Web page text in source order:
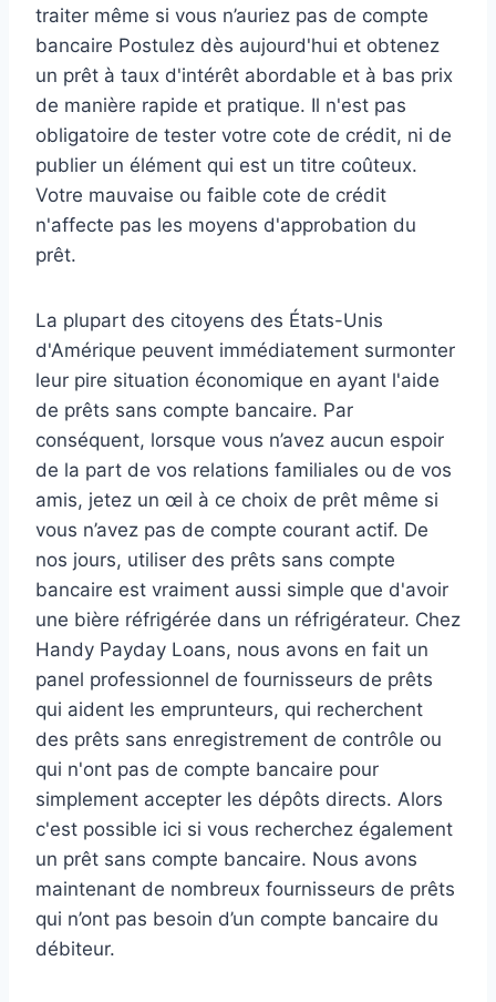
traiter même si vous n’auriez pas de compte
bancaire Postulez dès aujourd'hui et obtenez
un prêt à taux d'intérêt abordable et à bas prix
de manière rapide et pratique. Il n'est pas
obligatoire de tester votre cote de crédit, ni de
publier un élément qui est un titre coûteux.
Votre mauvaise ou faible cote de crédit
n'affecte pas les moyens d'approbation du
prêt.
La plupart des citoyens des États-Unis
d'Amérique peuvent immédiatement surmonter
leur pire situation économique en ayant l'aide
de prêts sans compte bancaire. Par
conséquent, lorsque vous n’avez aucun espoir
de la part de vos relations familiales ou de vos
amis, jetez un œil à ce choix de prêt même si
vous n’avez pas de compte courant actif. De
nos jours, utiliser des prêts sans compte
bancaire est vraiment aussi simple que d'avoir
une bière réfrigérée dans un réfrigérateur. Chez
Handy Payday Loans, nous avons en fait un
panel professionnel de fournisseurs de prêts
qui aident les emprunteurs, qui recherchent
des prêts sans enregistrement de contrôle ou
qui n'ont pas de compte bancaire pour
simplement accepter les dépôts directs. Alors
c'est possible ici si vous recherchez également
un prêt sans compte bancaire. Nous avons
maintenant de nombreux fournisseurs de prêts
qui n’ont pas besoin d’un compte bancaire du
débiteur.